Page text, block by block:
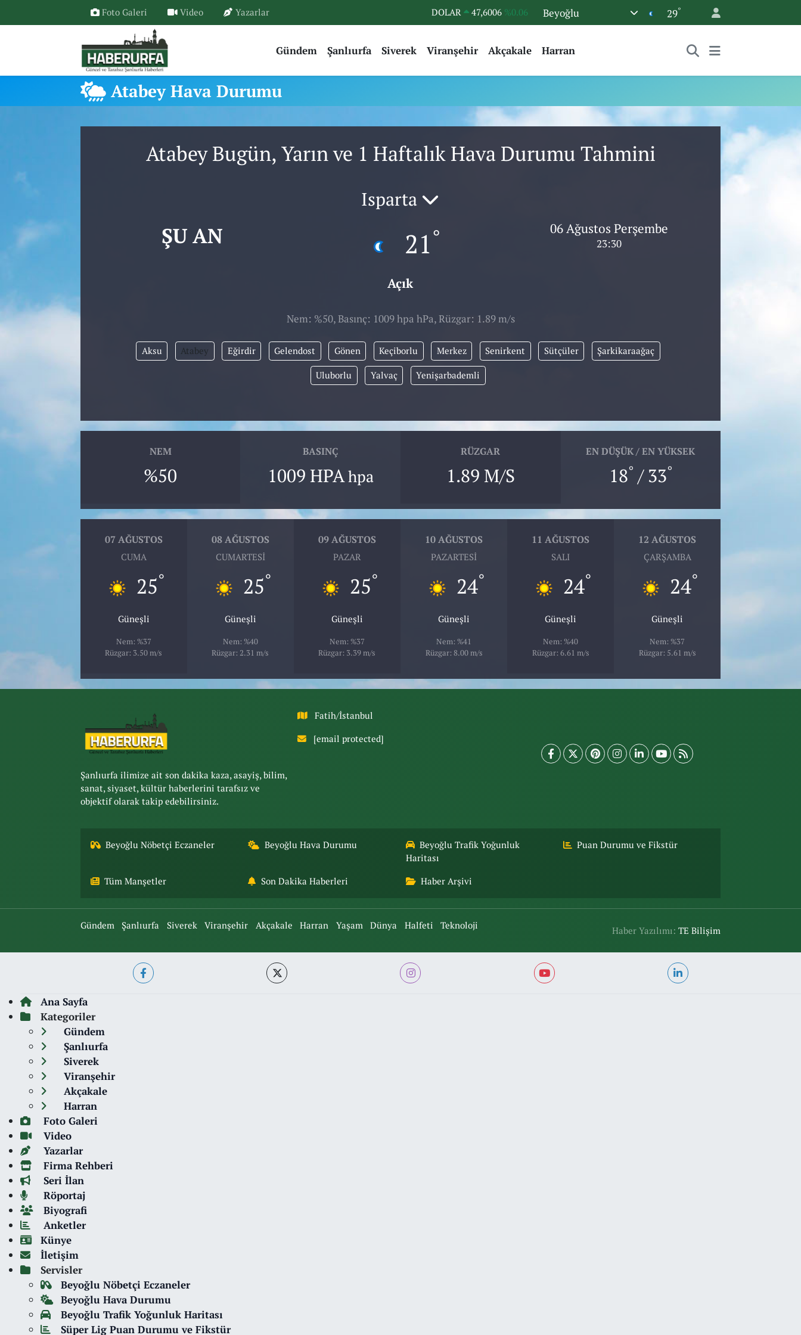
Foto Galeri Video Yazarlar DOLAR 47,6006 %0.06
STERLİN
64,2398 %0.2
GRAM ALTIN
6500.87 %0.12
%0.16
Beyoğlu 29°
Gündem Şanlıurfa Siverek Viranşehir Akçakale Harran
Atabey Hava Durumu
Atabey Bugün, Yarın ve 1 Haftalık Hava Durumu Tahmini
ŞU AN
Isparta
21°
Açık
06 Ağustos Perşembe
23:30
Nem: %50, Basınç: 1009 hpa hPa, Rüzgar: 1.89 m/s
Aksu Atabey Eğirdir Gelendost Gönen Keçiborlu Merkez Senirkent Sütçüler Şarkikaraağaç
Uluborlu Yalvaç Yenişarbademli
NEM
%50
BASINÇ
1009 HPAhpa
RÜZGAR
1.89 M/S
EN DÜŞÜK / EN YÜKSEK
18° / 33°
07 AĞUSTOS
CUMA
25°
Güneşli
Nem: %37
Rüzgar: 3.50 m/s
08 AĞUSTOS
CUMARTESI
25°
Güneşli
Nem: %40
Rüzgar: 2.31 m/s
09 AĞUSTOS
PAZAR
25°
Güneşli
Nem: %37
Rüzgar: 3.39 m/s
10 AĞUSTOS
PAZARTESI
24°
Güneşli
Nem: %41
Rüzgar: 8.00 m/s
11 AĞUSTOS
SALI
24°
Güneşli
Nem: %40
Rüzgar: 6.61 m/s
12 AĞUSTOS
ÇARŞAMBA
24°
Güneşli
Nem: %37
Rüzgar: 5.61 m/s
Şanlıurfa ilimize ait son dakika kaza, asayiş, bilim,
sanat, siyaset, kültür haberlerini tarafsız ve
objektif olarak takip edebilirsiniz.
Fatih/İstanbul
[email protected]
Beyoğlu Nöbetçi Eczaneler Beyoğlu Hava Durumu
Beyoğlu Trafik Yoğunluk
Haritası
Puan Durumu ve Fikstür
Tüm Manşetler Son Dakika Haberleri Haber Arşivi
Gündem Şanlıurfa Siverek Viranşehir Akçakale Harran Yaşam Dünya Halfeti Teknoloji Haber Yazılımı:TE Bilişim
Ana Sayfa
Kategoriler
Gündem
Şanlıurfa
Siverek
Viranşehir
Akçakale
Harran
Foto Galeri
Video
Yazarlar
Firma Rehberi
Seri İlan
Röportaj
Biyografi
Anketler
Künye
İletişim
Servisler
Beyoğlu Nöbetçi Eczaneler
Beyoğlu Hava Durumu
Beyoğlu Trafik Yoğunluk Haritası
Süper Lig Puan Durumu ve Fikstür